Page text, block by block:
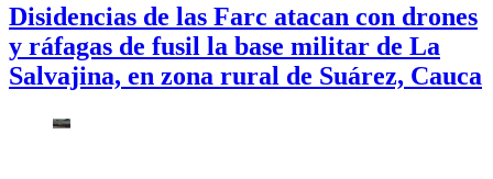
Disidencias de las Farc atacan con drones
y ráfagas de fusil la base militar de La
Salvajina, en zona rural de Suárez, Cauca